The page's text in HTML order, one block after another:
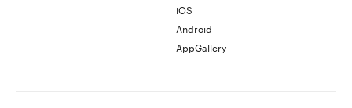
iOS
Android
AppGallery